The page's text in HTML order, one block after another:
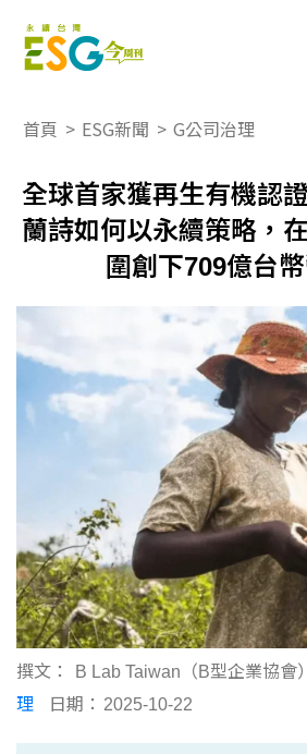
首頁 > ESG新聞 > G公司治理
全球首家獲再生有機認
蘭詩如何以永續策略，
圍創下709億台
撰文： B Lab Taiwan（B型企業協
理
日期： 2025-10-22